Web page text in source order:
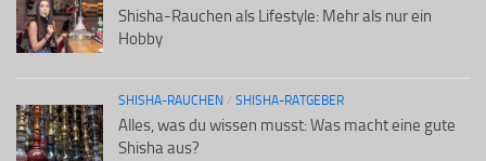
Shisha-Rauchen als Lifestyle: Mehr als nur ein
Hobby
SHISHA-RAUCHEN / SHISHA-RATGEBER
Alles, was du wissen musst: Was macht eine gute
Shisha aus?